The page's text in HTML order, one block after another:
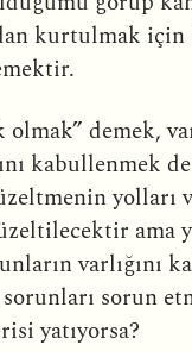
kurtulmak için
olmak” demek,
kabullenmek
yolları
ama
varlığını
sorun
yatıyorsa?